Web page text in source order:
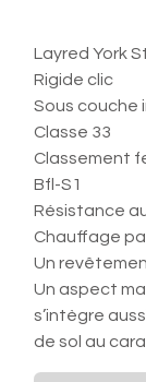
Layred York
Rigide clic
Sous couche
Classe 33
Classement
Bfl-S1
Résistance
Chauffage
Un
Un aspect
s’intègre
de sol au